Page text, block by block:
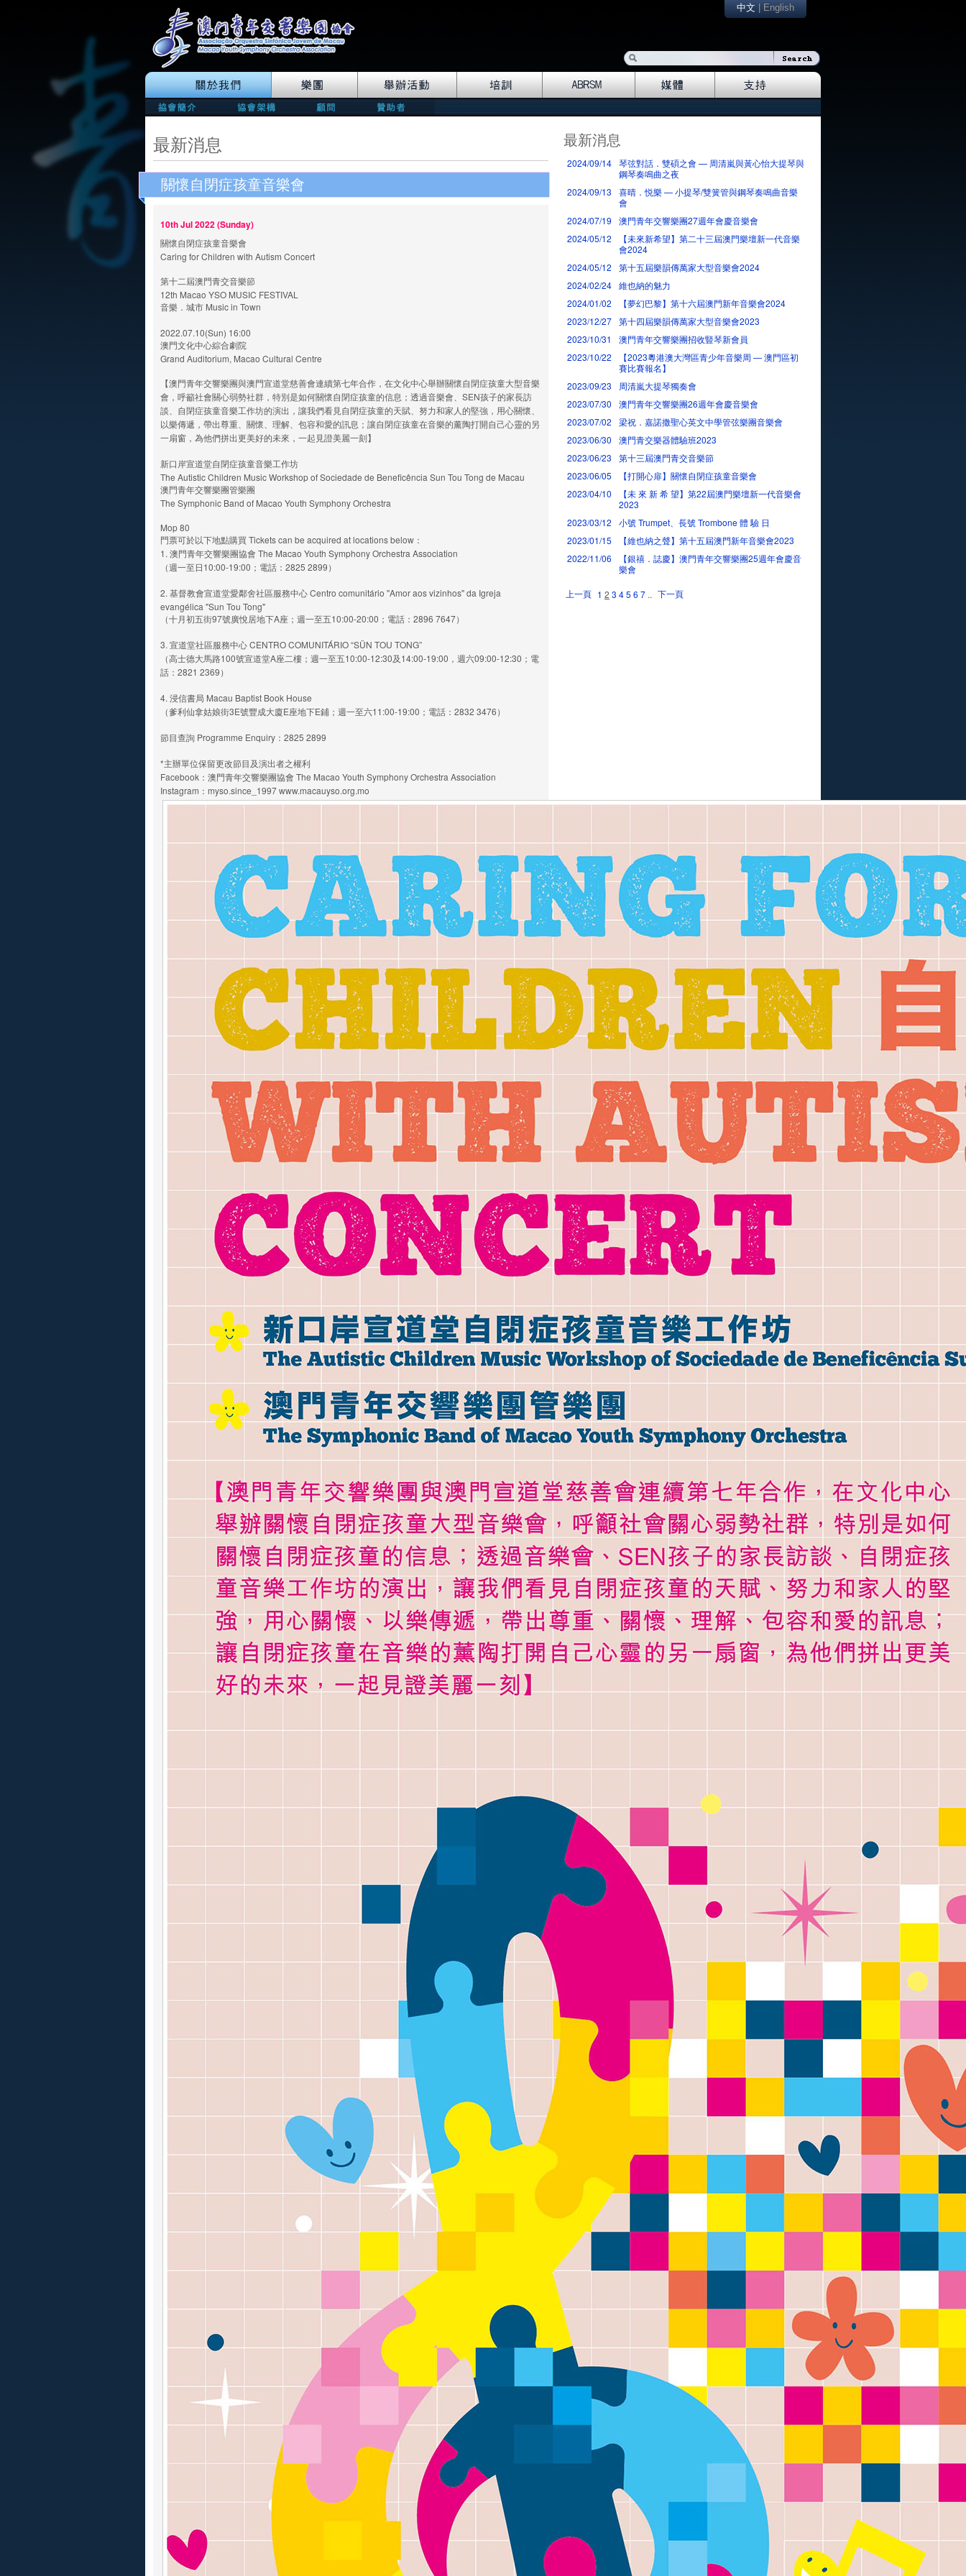
中文 English
最新消息
關懷自閉症孩童音樂會
10th Jul 2022 (Sunday)
關懷自閉症孩童音樂會
Caring for Children with Autism Concert
第十二屆澳門青交音樂節
12th Macao YSO MUSIC FESTIVAL
音樂．城市 Music in Town
2022.07.10(Sun) 16:00
澳門文化中心綜合劇院
Grand Auditorium, Macao Cultural Centre
【澳門青年交響樂團與澳門宣道堂慈善會連續第七年合作，在文化中心舉辦關懷自閉症孩童大型音樂
會，呼籲社會關心弱勢社群，特別是如何關懷自閉症孩童的信息；透過音樂會、SEN孩子的家長訪
談、自閉症孩童音樂工作坊的演出，讓我們看見自閉症孩童的天賦、努力和家人的堅強，用心關懷、
以樂傳遞，帶出尊重、關懷、理解、包容和愛的訊息；讓自閉症孩童在音樂的薰陶打開自己心靈的另
一扇窗，為他們拼出更美好的未來，一起見證美麗一刻】
新口岸宣道堂自閉症孩童音樂工作坊
The Autistic Children Music Workshop of Sociedade de Beneficência Sun Tou Tong de Macau
澳門青年交響樂團管樂團
The Symphonic Band of Macao Youth Symphony Orchestra
Mop 80
門票可於以下地點購買 Tickets can be acquired at locations below：
1. 澳門青年交響樂團協會 The Macao Youth Symphony Orchestra Association
（週一至日10:00-19:00；電話：2825 2899）
2. 基督教會宣道堂愛鄰舍社區服務中心 Centro comunitário "Amor aos vizinhos" da Igreja
evangélica "Sun Tou Tong"
（十月初五街97號廣悅居地下A座；週一至五10:00-20:00；電話：2896 7647）
3. 宣道堂社區服務中心 CENTRO COMUNITÁRIO “SÜN TOU TONG”
（高士德大馬路100號宣道堂A座二樓；週一至五10:00-12:30及14:00-19:00，週六09:00-12:30；電
話：2821 2369）
4. 浸信書局 Macau Baptist Book House
（爹利仙拿姑娘街3E號豐成大廈E座地下E鋪；週一至六11:00-19:00；電話：2832 3476）
節目查詢 Programme Enquiry：2825 2899
*主辦單位保留更改節目及演出者之權利
Facebook：澳門青年交響樂團協會 The Macao Youth Symphony Orchestra Association
Instagram：myso.since_1997 www.macauyso.org.mo
最新消息
2024/09/14 琴弦對話．雙碩之會 — 周清嵐與黃心怡大提琴與
鋼琴奏鳴曲之夜
2024/09/13
喜晴．悦樂 — 小提琴/雙簧管與鋼琴奏鳴曲音樂
會
2024/07/19
澳門青年交響樂團27週年會慶音樂會
2024/05/12
【未來新希望】第二十三屆澳門樂壇新一代音樂
會2024
2024/05/12
第十五屆樂韻傳萬家大型音樂會2024
2024/02/24 維也納的魅力
2024/01/02
【夢幻巴黎】第十六屆澳門新年音樂會2024
2023/12/27 第十四屆樂韻傳萬家大型音樂會2023
2023/10/31
澳門青年交響樂團招收豎琴新會員
2023/10/22
【2023粵港澳大灣區青少年音樂周 — 澳門區初
賽比賽報名】
2023/09/23
周清嵐大提琴獨奏會
2023/07/30
澳門青年交響樂團26週年會慶音樂會
2023/07/02
梁祝．嘉諾撒聖心英文中學管弦樂團音樂會
2023/06/30
澳門青交樂器體驗班2023
2023/06/23
第十三屆澳門青交音樂節
2023/06/05
【打開心扉】關懷自閉症孩童音樂會
2023/04/10
【未 來 新 希 望】第22屆澳門樂壇新一代音樂會
2023
2023/03/12
小號 Trumpet、長號 Trombone 體 驗 日
2023/01/15
【維也納之聲】第十五屆澳門新年音樂會2023
2022/11/06
【銀禧．誌慶】澳門青年交響樂團25週年會慶音
樂會
上一頁 1 2 3 45 6 7 .. 下一頁